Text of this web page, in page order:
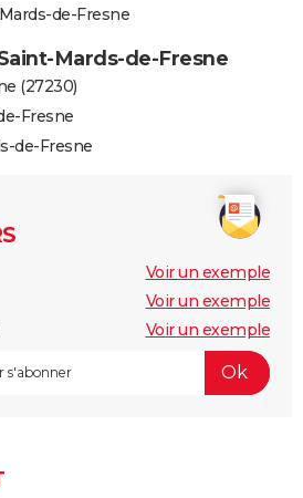
de-Fresne
Mards-de-Fresne
(27230)
Fresne
de-Fresne
Voir un exemple
Voir un exemple
Voir un exemple